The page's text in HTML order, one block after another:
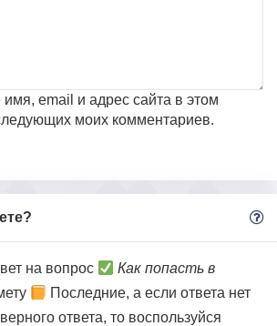
email и адрес сайта в этом
моих комментариев.
на вопрос
Как попасть в
Последние, а если ответа нет
ответа, то воспользуйся